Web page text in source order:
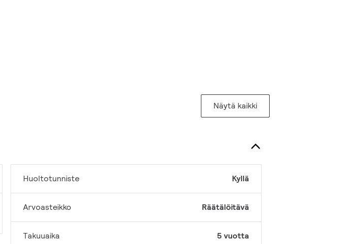
Näytä kaikki
Huoltotunniste Kyllä
Arvoasteikko Räätälöitävä
Takuuaika 5 vuotta